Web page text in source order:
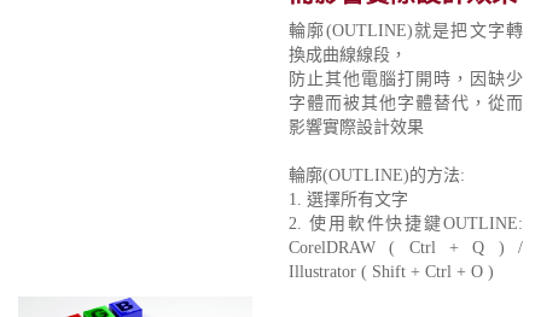
輪廓(OUTLINE)就是把文字轉
換成曲線線段，
防止其他電腦打開時，因缺少
字體而被其他字體替代，從而
影響實際設計效果
輪廓(OUTLINE)的方法:
1. 選擇所有文字
2. 使用軟件快捷鍵OUTLINE:
CorelDRAW ( Ctrl + Q ) /
Illustrator ( Shift + Ctrl + O )